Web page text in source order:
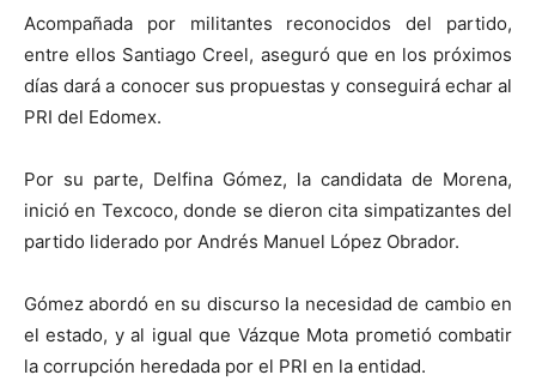
Acompañada por militantes reconocidos del partido,
entre ellos Santiago Creel, aseguró que en los próximos
días dará a conocer sus propuestas y conseguirá echar al
PRI del Edomex.
Por su parte, Delfina Gómez, la candidata de Morena,
inició en Texcoco, donde se dieron cita simpatizantes del
partido liderado por Andrés Manuel López Obrador.
Gómez abordó en su discurso la necesidad de cambio en
el estado, y al igual que Vázque Mota prometió combatir
la corrupción heredada por el PRI en la entidad.